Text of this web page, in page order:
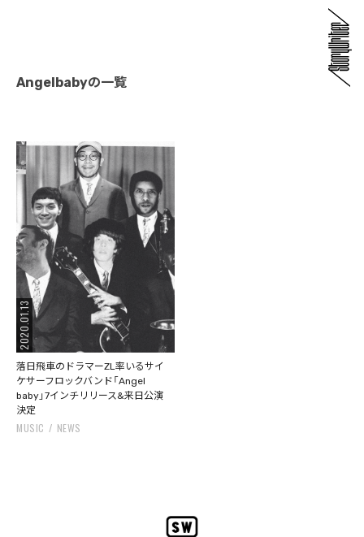
Angelbabyの一覧
2020.01.13
落日飛車のドラマーZL率いるサイ
ケサーフロックバンド「Angel
baby」7インチリリース&来日公演
決定
MUSIC NEWS